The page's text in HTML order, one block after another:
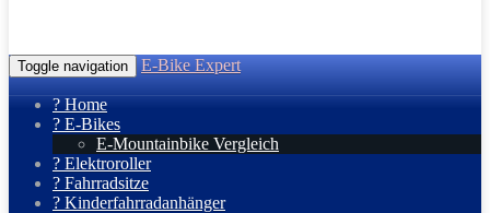
Toggle navigation E-Bike Expert
? Home
? E-Bikes
E-Mountainbike Vergleich
? Elektroroller
? Fahrradsitze
? Kinderfahrradanhänger